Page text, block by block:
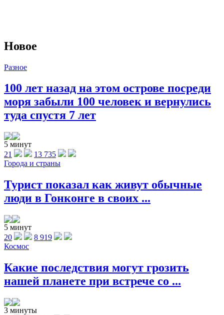
Новое
Разное
100 лет назад на этом острове посреди
моря забыли 100 человек и вернулись
туда спустя 7 лет
5 минут
21
13 735
Города и страны
Турист показал как живут обычные
люди в Гонконге в своих ...
5 минут
20
8 919
Космос
Какие последствия могут грозить
нашей планете при встрече со ...
3 минуты